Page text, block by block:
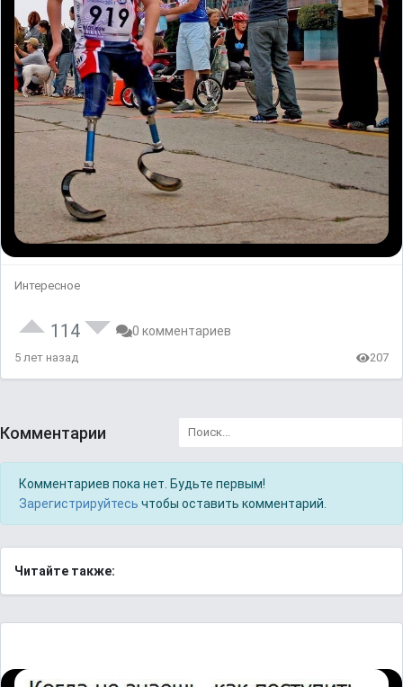
Интересное
114 0 комментариев
5 лет назад 207
Комментарии
Комментариев пока нет. Будьте первым!
Зарегистрируйтесь чтобы оставить комментарий.
Читайте также: